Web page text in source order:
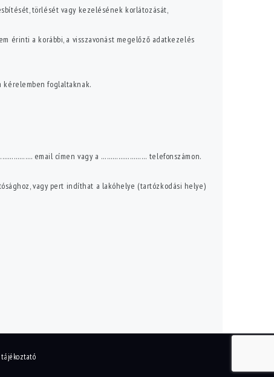
törlését vagy kezelésének korlátozását,
érinti a korábbi, a visszavonást megelőző adatkezelés
kérelemben foglaltaknak.
email címen vagy a …………………… telefonszámon.
vagy pert indíthat a lakóhelye (tartózkodási helye)
tájékoztató